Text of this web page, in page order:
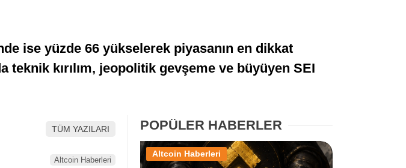
Facebook
ise yüzde 66 yükselerek piyasanın en dikkat
teknik kırılım, jeopolitik gevşeme ve büyüyen SEI
TÜM YAZILARI
Altcoin Haberleri
POPÜLER HABERLER
Altcoin Haberleri